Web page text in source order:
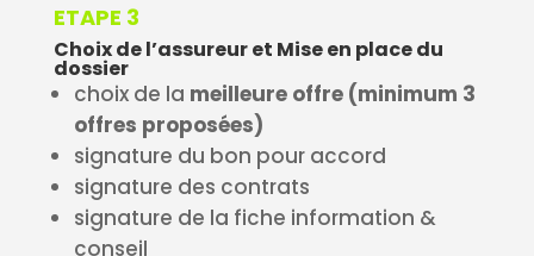
ETAPE 3
Choix de l’assureur et Mise en place du
dossier
choix de la meilleure offre (minimum 3
offres proposées)
signature du bon pour accord
signature des contrats
signature de la fiche information &
conseil